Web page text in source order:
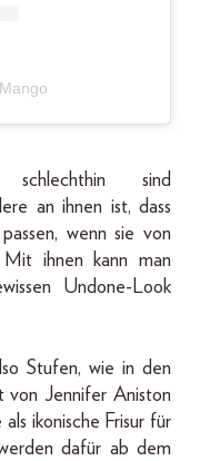
sind
an ihnen ist, dass
wenn sie von
ihnen kann man
Undone-Look
Stufen, wie in den
von Jennifer Aniston
ikonische Frisur für
dafür ab dem